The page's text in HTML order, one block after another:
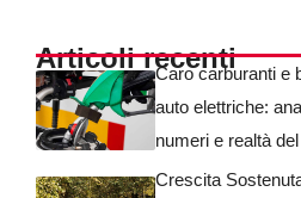
Articoli recenti
Caro carburanti e
auto elettriche:
numeri e realtà
Crescita